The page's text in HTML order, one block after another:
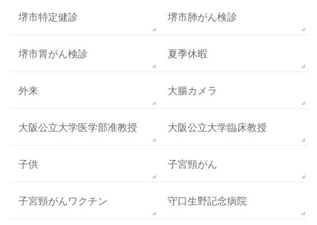
堺市特定健診 堺市肺がん検診
堺市胃がん検診 夏季休暇
外来 大腸カメラ
大阪公立大学医学部准教授 大阪公立大学臨床教授
子供 子宮頸がん
子宮頸がんワクチン 守口生野記念病院